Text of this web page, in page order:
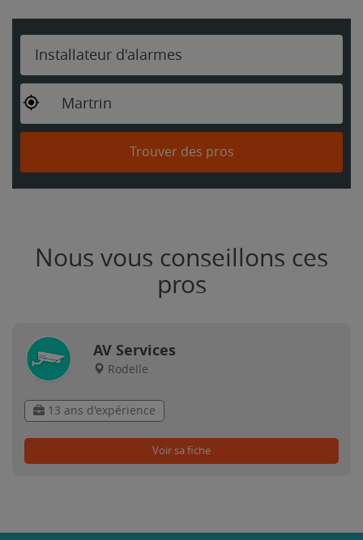
Installateur d'alarmes
Martrin
Trouver des pros
Nous vous conseillons ces
pros
AV Services
Rodelle
13 ans d'expérience
Voir sa fiche